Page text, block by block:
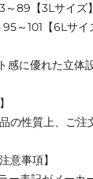
89【3Lサイ
～101【6Lサ
感に優れた立体
の性質上、ご注
意事項】